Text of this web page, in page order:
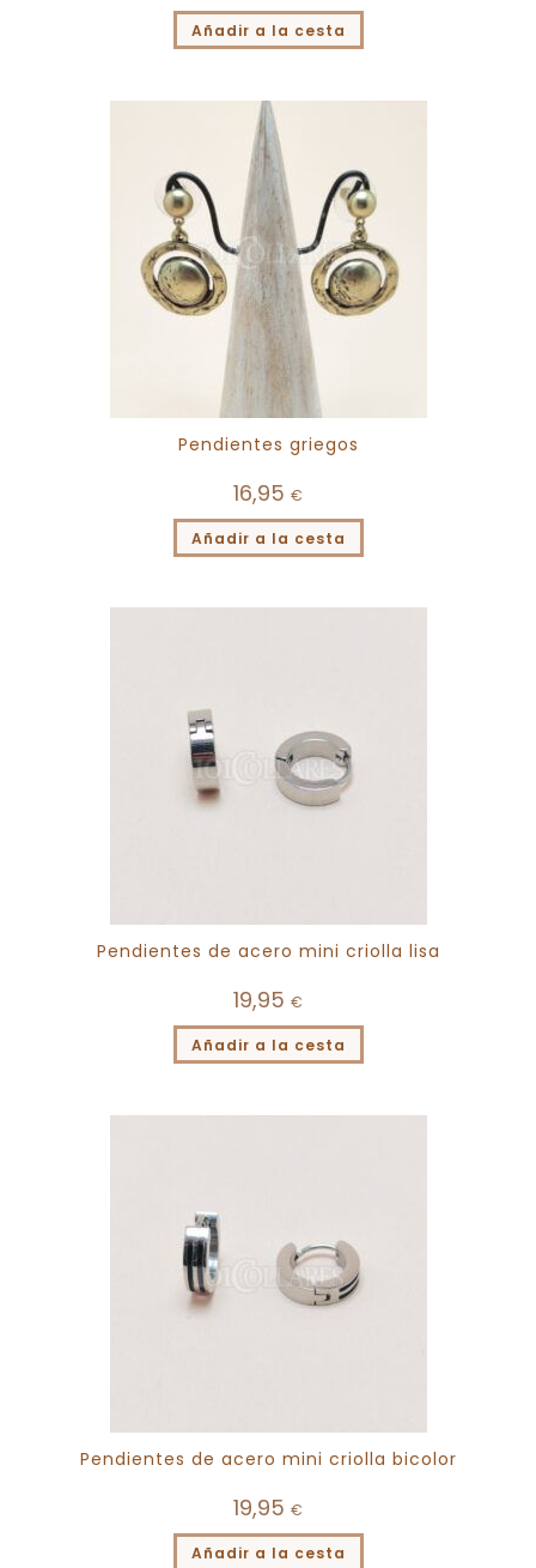
Añadir a la cesta
Pendientes griegos
16,95 €
Añadir a la cesta
Pendientes de acero mini criolla lisa
19,95 €
Añadir a la cesta
Pendientes de acero mini criolla bicolor
19,95 €
Añadir a la cesta